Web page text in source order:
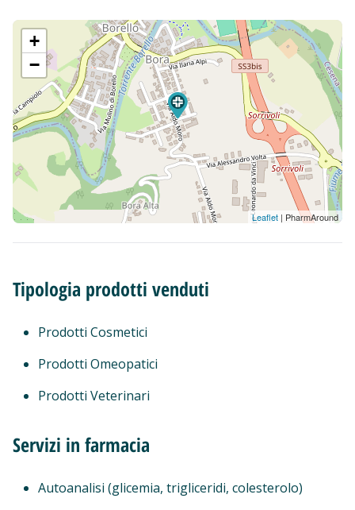
+
−
Leaflet | PharmAround
Tipologia prodotti venduti
Prodotti Cosmetici
Prodotti Omeopatici
Prodotti Veterinari
Servizi in farmacia
Autoanalisi (glicemia, trigliceridi, colesterolo)